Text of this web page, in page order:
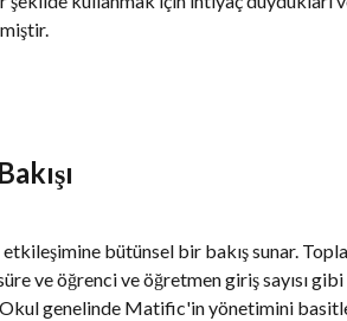
bütünsel bir bakış sunar.
ve öğrenci ve öğretmen giriş sayısı
genelinde Matific'in yönetimini